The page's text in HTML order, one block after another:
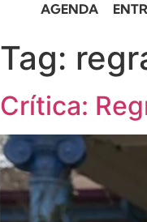
AGENDA
Tag:
Crítica: